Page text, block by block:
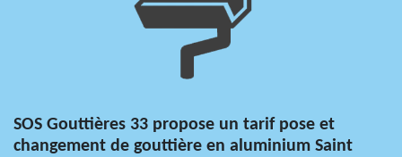
SOS Gouttières 33 propose un tarif pose et
changement de gouttière en aluminium Saint